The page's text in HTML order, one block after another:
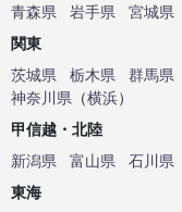
青森県
岩手県 宮城県
関東
茨城県
栃木県 群馬県
神奈川県 （横浜）
甲信越・北陸
新潟県
富山県 石川県
東海